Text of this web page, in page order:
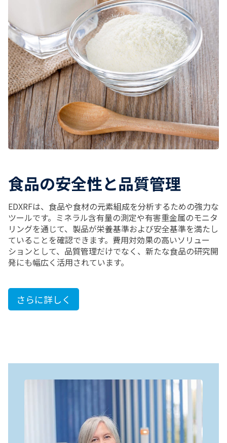
食品の安全性と品質管理
EDXRFは、食品や食材の元素組成を分析するための強力な
ツールです。ミネラル含有量の測定や有害重金属のモニタ
リングを通じて、製品が栄養基準および安全基準を満たし
ていることを確認できます。費用対効果の高いソリュー
ションとして、品質管理だけでなく、新たな食品の研究開
発にも幅広く活用されています。
さらに詳しく